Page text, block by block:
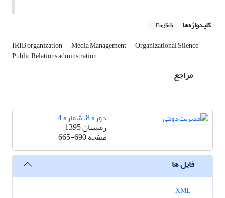
کلیدواژه‌ها English
IRIB organization Media Management Organizational Silence
Public Relations adminstration
مراجع
دوره 8، شماره 4
زمستان 1395
صفحه665-690
فایل ها